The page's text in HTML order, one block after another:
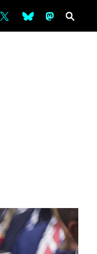
bsky ms